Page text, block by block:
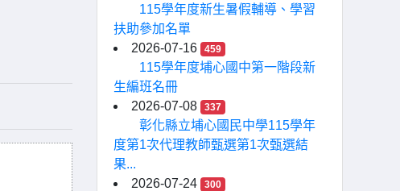
115學年度新生暑假輔導、學習
扶助參加名單
2026-07-16
459
115學年度埔心國中第一階段新
生編班名冊
2026-07-08
337
彰化縣立埔心國民中學115學年
度第1次代理教師甄選第1次甄選結
果...
2026-07-24
300